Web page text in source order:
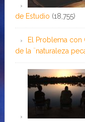
de Estudio (18,755)
El Problema con
de la ¨naturaleza